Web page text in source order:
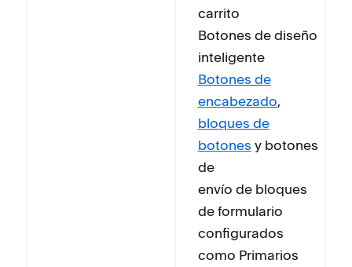
carrito
Botones de diseño
inteligente
Botones de
encabezado,
bloques de
botones y botones
de
envío de bloques
de formulario
configurados
como Primarios